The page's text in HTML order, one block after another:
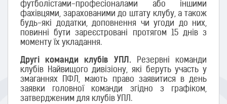
футболістами-професіоналами або іншими
фахівцями, зарахованими до штату клубу, а також
будь-які додатки, доповнення чи угоди до них,
повинні бути зареєстровані протягом 15 днів з
моменту їх укладання.
Другі команди клубів УПЛ. Резервні команди
клубів Найвищого дивізіону, які беруть участь у
змаганнях ПФЛ, мають право заявитися в день
заявки головної команди згідно з графіком,
затвердженим для клубів УПЛ.